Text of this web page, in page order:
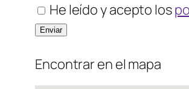
He leído y acepto los
Encontrar en el mapa